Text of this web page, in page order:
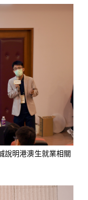
說明港澳生就業相關